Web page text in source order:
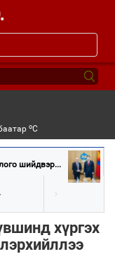
oC
шийдвэр...
хүргэх